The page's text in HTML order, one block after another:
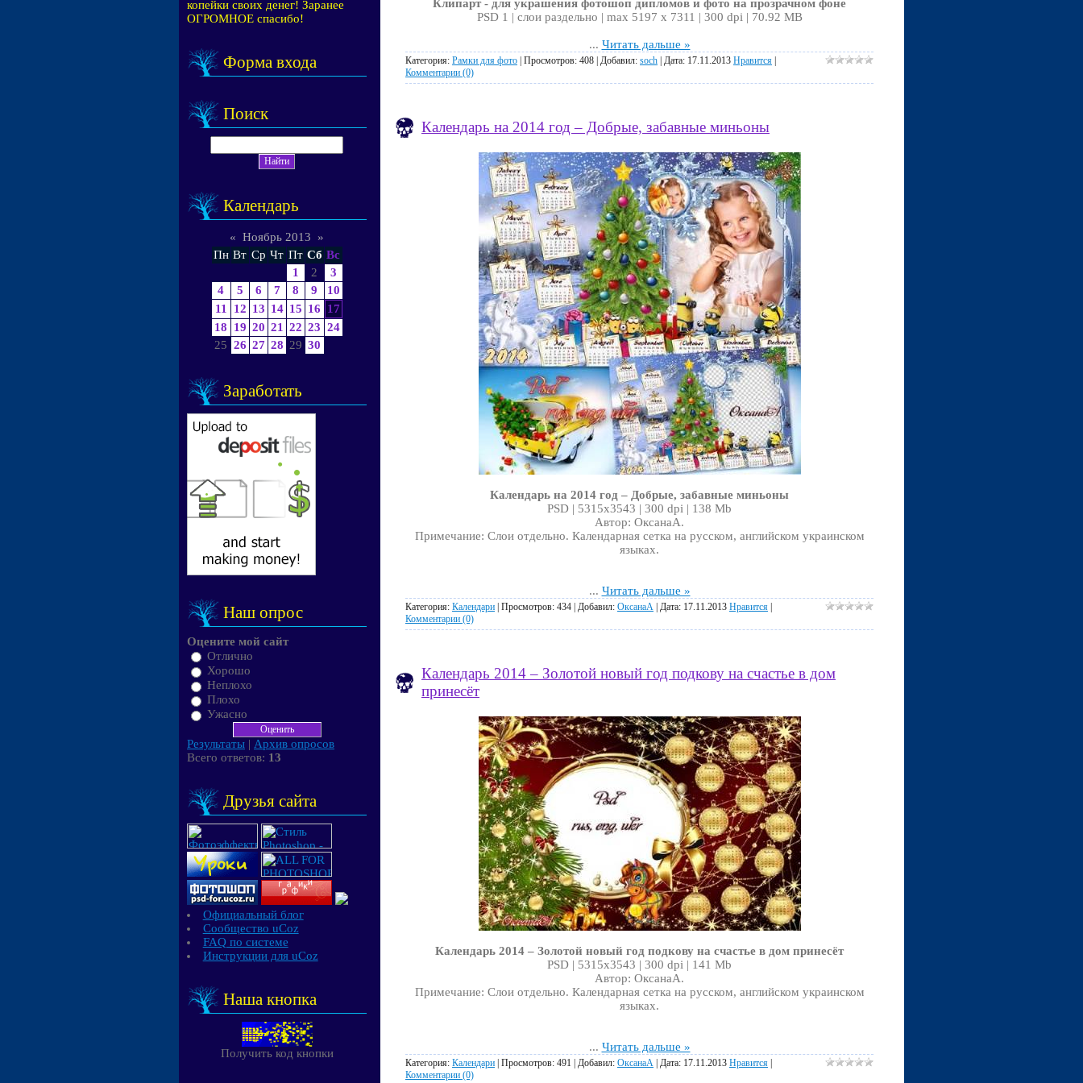
копейки своих денег! Заранее
ОГРОМНОЕ спасибо!
Форма входа
Поиск
Календарь
« Ноябрь 2013
»
Пн Вт Ср Чт Пт Сб Вс
1
2
3
4
5 6 7 8 9
10
11
12 13 14 15 16
17
18
19 20 21 22 23 24
25 26 27 28 29 30
Заработать
Наш опрос
Оцените мой сайт
Отлично
Хорошо
Неплохо
Плохо
Ужасно
Результаты | Архив опросов
Всего ответов: 13
Друзья сайта
Официальный блог
Сообщество uCoz
FAQ по системе
Инструкции для uCoz
Наша кнопка
Получить код кнопки
Клипарт - для украшения фотошоп дипломов и фото на прозрачном фоне
PSD 1 | слои раздельно | max 5197 x 7311 | 300 dpi | 70.92 MB
... Читать дальше »
Категория: Рамки для фото | Просмотров: 408 | Добавил: soch | Дата: 17.11.2013 Нравится |
Комментарии (0)
Календарь на 2014 год – Добрые, забавные миньоны
Календарь на 2014 год – Добрые, забавные миньоны
PSD | 5315x3543 | 300 dpi | 138 Mb
Автор: ОксанаА.
Примечание: Слои отдельно. Календарная сетка на русском, английском украинском
языках.
... Читать дальше »
Категория: Календари | Просмотров: 434 | Добавил: ОксанаА | Дата: 17.11.2013 Нравится |
Комментарии (0)
Календарь 2014 – Золотой новый год подкову на счастье в дом
принесёт
Календарь 2014 – Золотой новый год подкову на счастье в дом принесёт
PSD | 5315x3543 | 300 dpi | 141 Mb
Автор: ОксанаА.
Примечание: Слои отдельно. Календарная сетка на русском, английском украинском
языках.
... Читать дальше »
Категория: Календари | Просмотров: 491 | Добавил: ОксанаА | Дата: 17.11.2013 Нравится |
Комментарии (0)